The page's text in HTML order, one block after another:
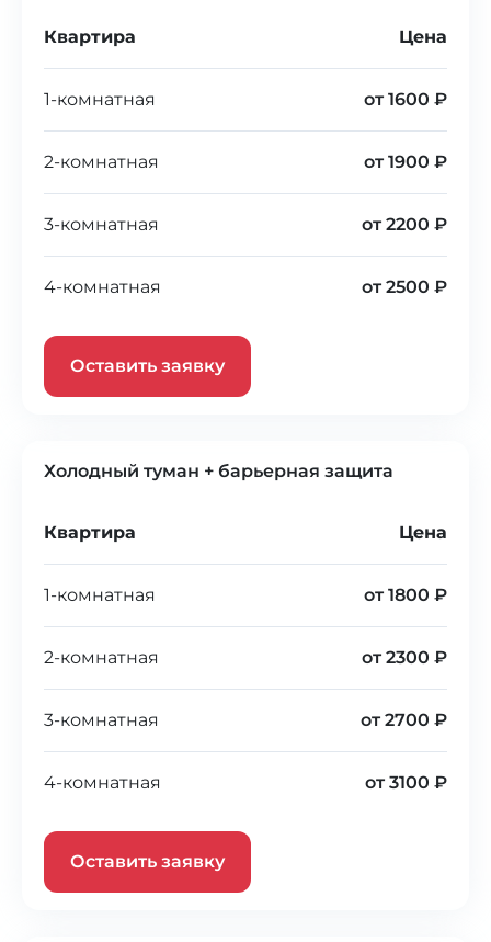
Квартира Цена
1-комнатная от 1600 ₽
2-комнатная от 1900 ₽
3-комнатная от 2200 ₽
4-комнатная от 2500 ₽
Оставить заявку
Холодный туман + барьерная защита
Квартира Цена
1-комнатная от 1800 ₽
2-комнатная от 2300 ₽
3-комнатная от 2700 ₽
4-комнатная от 3100 ₽
Оставить заявку